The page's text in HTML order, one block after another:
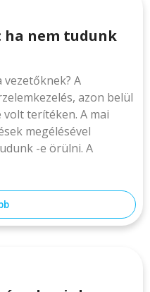
ha nem tudunk
A
azon belül
volt terítéken. A mai
megélésével
-e örülni. A